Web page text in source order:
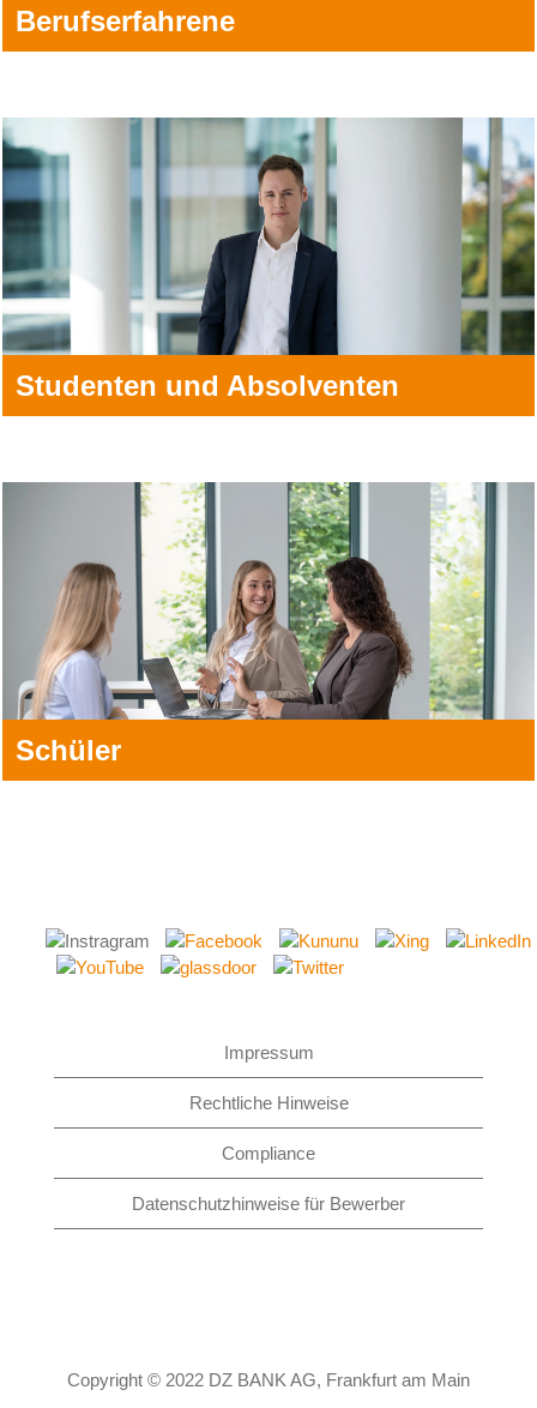
Berufserfahrene
Studenten und Absolventen
Schüler
Impressum
Rechtliche Hinweise
Compliance
Datenschutzhinweise für Bewerber
Copyright © 2022 DZ BANK AG, Frankfurt am Main